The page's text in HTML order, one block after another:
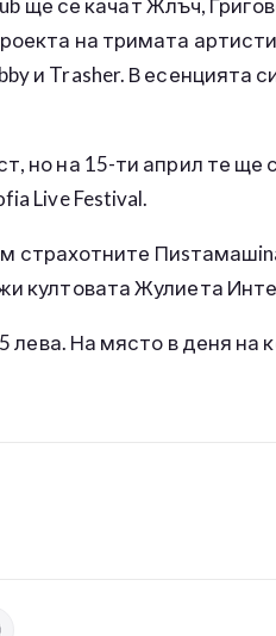
ще се качат Жлъч,
на тримата
и Trasher. В есенцията
но на 15-ти април те ще
Live Festival.
страхотните
култовата Жулиета
лева. На място в деня на